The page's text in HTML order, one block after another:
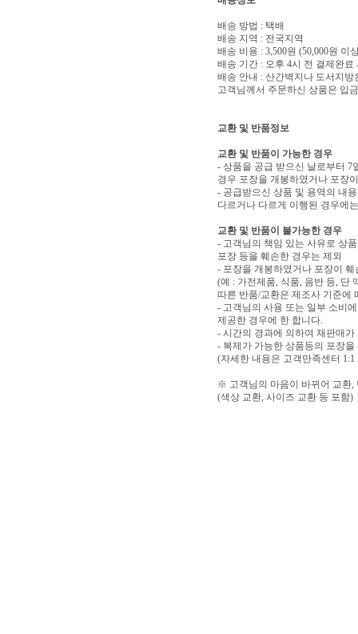
배송 방법 : 택배
배송 지역 : 전국지역
배송 비용 : 3,500원 (50,000원 이
배송 기간 : 오후 4시 전 결제완료
배송 안내 : 산간벽지나 도서지
고객님께서 주문하신 상품은 입
교환 및 반품정보
교환 및 반품이 가능한 경우
- 상품을 공급 받으신 날로부터 7
경우 포장을 개봉하였거나 포장
- 공급받으신 상품 및 용역의 내
다르거나 다르게 이행된 경우에
교환 및 반품이 불가능한 경우
- 고객님의 책임 있는 사유로 상
포장 등을 훼손한 경우는 제외
- 포장을 개봉하였거나 포장이
(예 : 가전제품, 식품, 음반 등, 단
따른 반품/교환은 제조사 기준에
- 고객님의 사용 또는 일부 소비
제공한 경우에 한 합니다.
- 시간의 경과에 의하여 재판매
- 복제가 가능한 상품등의 포장을
(자세한 내용은 고객만족센터
※ 고객님의 마음이 바뀌어 교환,
(색상 교환, 사이즈 교환 등 포함)